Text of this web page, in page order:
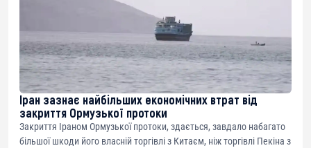
Іран зазнає найбільших економічних втрат від
закриття Ормузької протоки
Закриття Іраном Ормузької протоки, здається, завдало набагато
більшої шкоди його власній торгівлі з Китаєм, ніж торгівлі Пекіна з